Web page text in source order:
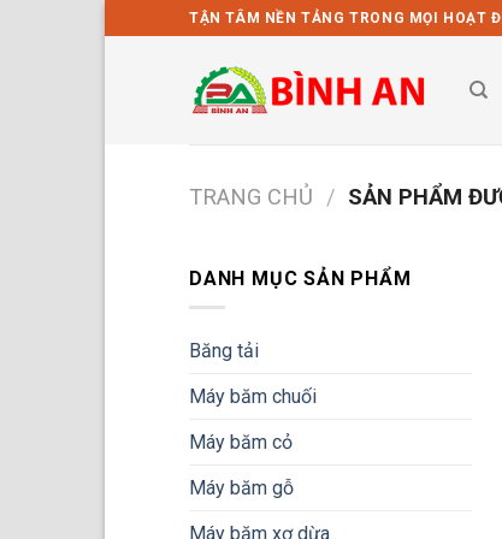
qua
TẬN TÂM NỀN TẢNG TRONG MỌI HOẠT
TRANG CHỦ / SẢN PHẨM
DANH MỤC SẢN PHẨM
Băng tải
Máy băm chuối
Máy băm cỏ
Máy băm gỗ
Máy băm xơ dừa